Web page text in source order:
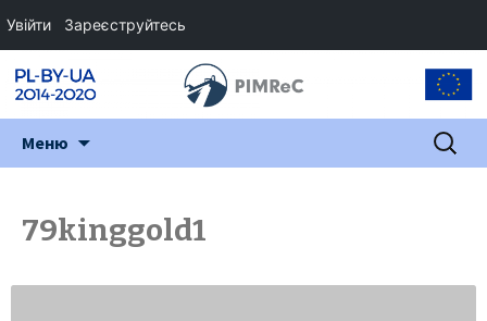
Меню Пошук:
79kinggold1
Увійти Зареєструйтесь